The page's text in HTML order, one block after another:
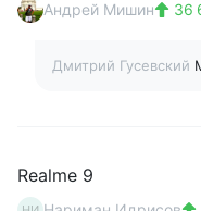
Андрей Мишин 36
Дмитрий Гусевский
Realme 9